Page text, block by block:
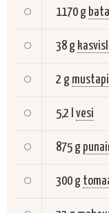
1170 g
38 g
2 g
5,2 l vesi
875 g
300 g